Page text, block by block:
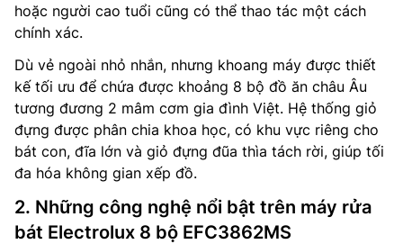
hoặc người cao tuổi cũng có thể thao tác một cách
chính xác.
Dù vẻ ngoài nhỏ nhắn, nhưng khoang máy được thiết
kế tối ưu để chứa được khoảng 8 bộ đồ ăn châu Âu
tương đương 2 mâm cơm gia đình Việt. Hệ thống giỏ
đựng được phân chia khoa học, có khu vực riêng cho
bát con, đĩa lớn và giỏ đựng đũa thìa tách rời, giúp tối
đa hóa không gian xếp đồ.
2. Những công nghệ nổi bật trên máy rửa
bát Electrolux 8 bộ EFC3862MS